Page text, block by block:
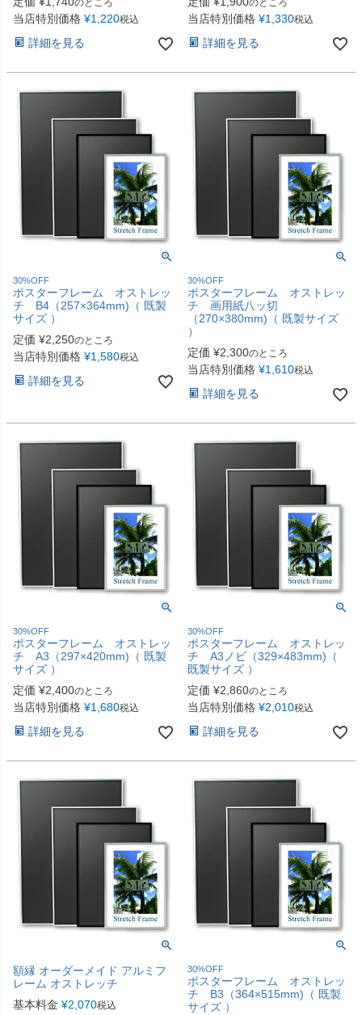
のところ
当店特別価格 ¥1,220税込
詳細を見る
のところ
当店特別価格 ¥1,330税込
詳細を見る
30%OFF
ポスターフレーム オストレッ
チ B4（257×364mm)（ 既製
サイズ ）
定価 ¥2,250のところ
当店特別価格 ¥1,580税込
詳細を見る
30%OFF
ポスターフレーム オストレッ
チ 画用紙八ッ切
（270×380mm)（ 既製サイズ
）
定価 ¥2,300のところ
当店特別価格 ¥1,610税込
詳細を見る
30%OFF
ポスターフレーム オストレッ
チ A3（297×420mm)（ 既製
サイズ ）
定価 ¥2,400のところ
当店特別価格 ¥1,680税込
詳細を見る
30%OFF
ポスターフレーム オストレッ
チ A3ノビ（329×483mm)（
既製サイズ ）
定価 ¥2,860のところ
当店特別価格 ¥2,010税込
詳細を見る
額縁 オーダーメイド アルミフ
レーム オストレッチ
基本料金 ¥2,070税込
30%OFF
ポスターフレーム オストレッ
チ B3（364×515mm)（ 既製
サイズ ）